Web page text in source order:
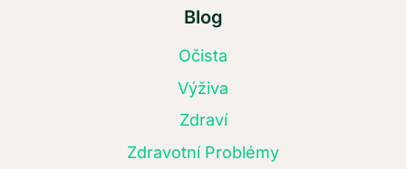
Blog
Očista
Výživa
Zdraví
Zdravotní Problémy